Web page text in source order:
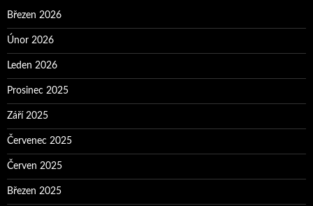
Březen 2026
Únor 2026
Leden 2026
Prosinec 2025
Září 2025
Červenec 2025
Červen 2025
Březen 2025